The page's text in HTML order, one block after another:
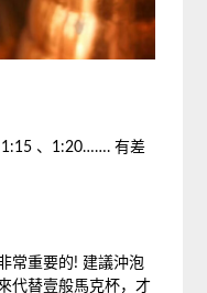
1:15 、1:20……. 有差
常重要的! 建議沖泡
代替壹般馬克杯，才